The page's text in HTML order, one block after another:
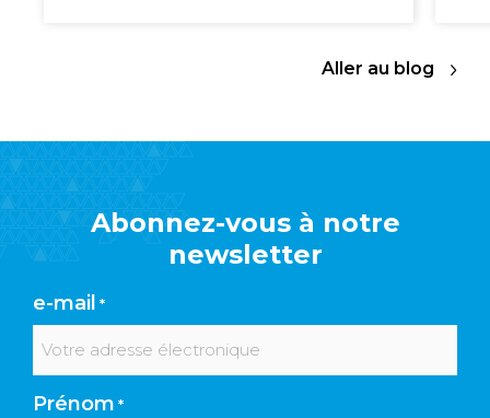
Aller au blog
Abonnez-vous à notre
newsletter
e-mail *
Prénom *